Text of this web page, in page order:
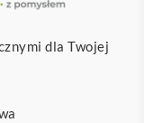
dla Twojej